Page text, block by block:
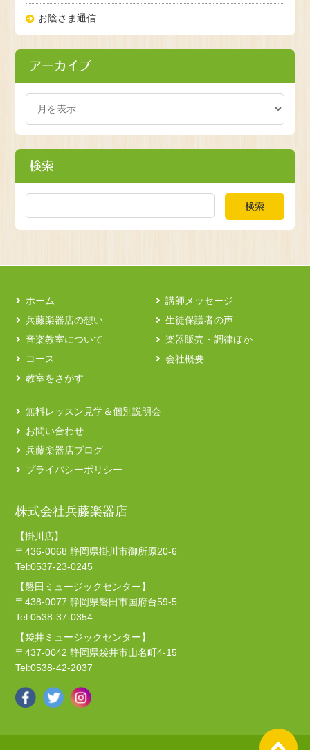
お陰さま通信
アーカイブ
検索
検索
株式会社兵藤楽器店
【掛川店】
〒436-0068 静岡県掛川市御所原20-6
Tel:0537-23-0245
【磐田ミュージックセンター】
〒438-0077 静岡県磐田市国府台59-5
Tel:0538-37-0354
【袋井ミュージックセンター】
〒437-0042 静岡県袋井市山名町4-15
Tel:0538-42-2037
ホーム
兵藤楽器店の想い
音楽教室について
コース
教室をさがす
講師メッセージ
生徒保護者の声
楽器販売・調律ほか
会社概要
無料レッスン見学＆個別説明会
お問い合わせ
兵藤楽器店ブログ
プライバシーポリシー